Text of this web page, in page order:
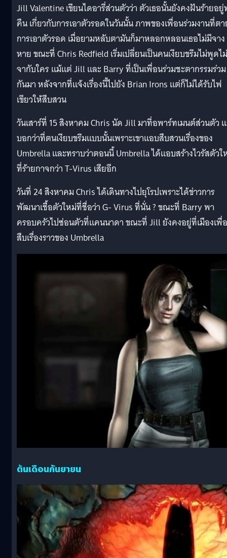
Jill Valentine เขียนไดอารี่ส่วนตัวว่า ตัวเธอนั้นยังคงฝันร้ายอ
คืน เกี่ยวกับการเอาตัวรอดในวันนั้น ภาพของเพื่อนร่วมงานที่ต
การเอาตัวรอด เมื่อยามหลับตามันก็มาหลอกหลอนเธอไม่มีจาง
หาย ขณะที่ Chris Redfield เริ่มเปลี่ยนเป็นคนเงียบขรึมไม่พูดไม่
จากับใคร แม้แต่ Jill และ Barry ที่เป็นเพื่อนร่วมชะตากรรมร่วม
กันมา หลังจากที่แจ้งเรื่องนี้ไปยัง Brian Irons แต่ก็ไม่ได้รับไฟ
เขียวให้สืบสวน
วันเสาร์ที่ 15 สิงหาคม Chris นัด Jill มาที่อพาร์ทเมนต์ส่วนตัว
บอกว่าที่ตนเงียบขรึมแบบนั้นเพราะเขาแอบสืบสวนเรื่องของ
Umbrella และทราบว่าตอนนี้ Umbrella ได้แอบสร้างไวรัสตัว
ที่ร้ายกาจกว่า T-Virus เสียอีก
วันที่ 24 สิงหาคม Chris ได้เดินทางไปยุโรปเพราะได้ข่าวการ
พัฒนาเชื้อตัวใหม่ที่ชื่อว่า G- Virus ที่นั่น ? ขณะที่ Barry พา
ครอบครัวไปซ่อนตัวที่แคนนาดา ขณะที่ Jill ยังคงอยู่ที่เมืองเพื่อ
สืบเรื่องราวของ Umbrella
ต้นเดือนกันยายน